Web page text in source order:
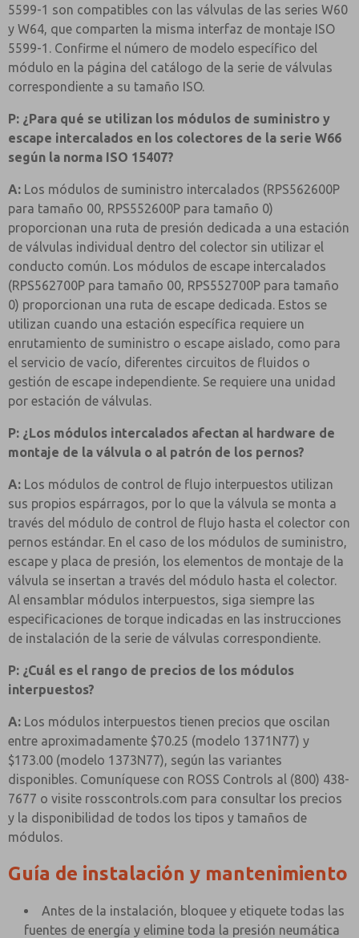
5599-1 son compatibles con las válvulas de las series W60
y W64, que comparten la misma interfaz de montaje ISO
5599-1. Confirme el número de modelo específico del
módulo en la página del catálogo de la serie de válvulas
correspondiente a su tamaño ISO.
P: ¿Para qué se utilizan los módulos de suministro y
escape intercalados en los colectores de la serie W66
según la norma ISO 15407?
A: Los módulos de suministro intercalados (RPS562600P
para tamaño 00, RPS552600P para tamaño 0)
proporcionan una ruta de presión dedicada a una estación
de válvulas individual dentro del colector sin utilizar el
conducto común. Los módulos de escape intercalados
(RPS562700P para tamaño 00, RPS552700P para tamaño
0) proporcionan una ruta de escape dedicada. Estos se
utilizan cuando una estación específica requiere un
enrutamiento de suministro o escape aislado, como para
el servicio de vacío, diferentes circuitos de fluidos o
gestión de escape independiente. Se requiere una unidad
por estación de válvulas.
P: ¿Los módulos intercalados afectan al hardware de
montaje de la válvula o al patrón de los pernos?
A: Los módulos de control de flujo interpuestos utilizan
sus propios espárragos, por lo que la válvula se monta a
través del módulo de control de flujo hasta el colector con
pernos estándar. En el caso de los módulos de suministro,
escape y placa de presión, los elementos de montaje de la
válvula se insertan a través del módulo hasta el colector.
Al ensamblar módulos interpuestos, siga siempre las
especificaciones de torque indicadas en las instrucciones
de instalación de la serie de válvulas correspondiente.
P: ¿Cuál es el rango de precios de los módulos
interpuestos?
A: Los módulos interpuestos tienen precios que oscilan
entre aproximadamente $70.25 (modelo 1371N77) y
$173.00 (modelo 1373N77), según las variantes
disponibles. Comuníquese con ROSS Controls al (800) 438-
7677 o visite rosscontrols.com para consultar los precios
y la disponibilidad de todos los tipos y tamaños de
módulos.
Guía de instalación y mantenimiento
Antes de la instalación, bloquee y etiquete todas las
fuentes de energía y elimine toda la presión neumática